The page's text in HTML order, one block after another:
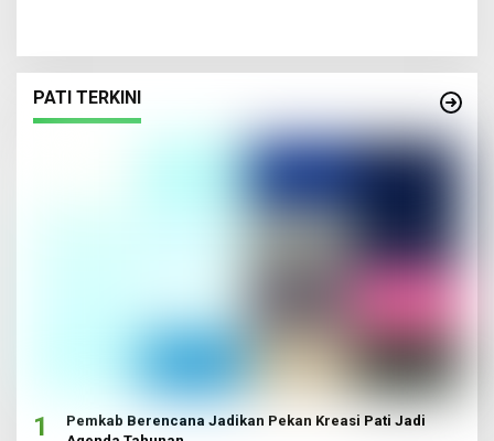
PATI TERKINI
1
Pemkab Berencana Jadikan Pekan Kreasi Pati Jadi